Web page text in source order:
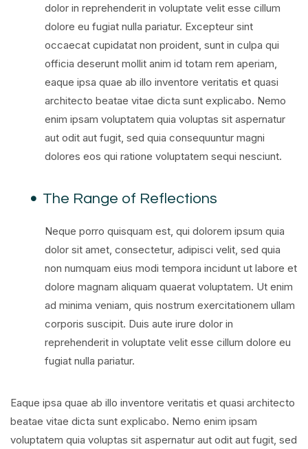
dolor in reprehenderit in voluptate velit esse cillum
dolore eu fugiat nulla pariatur. Excepteur sint
occaecat cupidatat non proident, sunt in culpa qui
officia deserunt mollit anim id totam rem aperiam,
eaque ipsa quae ab illo inventore veritatis et quasi
architecto beatae vitae dicta sunt explicabo. Nemo
enim ipsam voluptatem quia voluptas sit aspernatur
aut odit aut fugit, sed quia consequuntur magni
dolores eos qui ratione voluptatem sequi nesciunt.
The Range of Reflections
Neque porro quisquam est, qui dolorem ipsum quia
dolor sit amet, consectetur, adipisci velit, sed quia
non numquam eius modi tempora incidunt ut labore et
dolore magnam aliquam quaerat voluptatem. Ut enim
ad minima veniam, quis nostrum exercitationem ullam
corporis suscipit. Duis aute irure dolor in
reprehenderit in voluptate velit esse cillum dolore eu
fugiat nulla pariatur.
Eaque ipsa quae ab illo inventore veritatis et quasi architecto
beatae vitae dicta sunt explicabo. Nemo enim ipsam
voluptatem quia voluptas sit aspernatur aut odit aut fugit, sed